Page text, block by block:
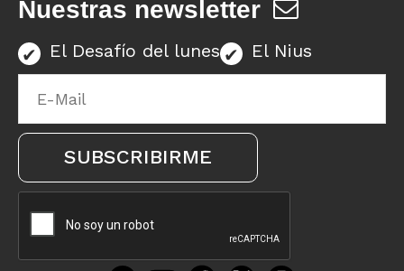
Nuestras newsletter
El Desafío del lunes El Nius